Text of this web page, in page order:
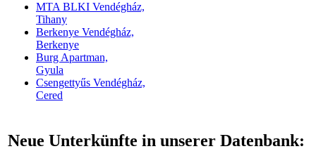
MTA BLKI Vendégház,
Tihany
Berkenye Vendégház,
Berkenye
Burg Apartman,
Gyula
Csengettyűs Vendégház,
Cered
Neue Unterkünfte in unserer Datenbank: